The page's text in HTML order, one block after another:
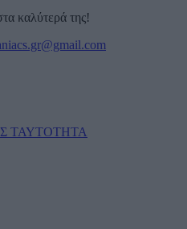
καλύτερά της!
ΤΑΥΤΟΤΗΤΑ